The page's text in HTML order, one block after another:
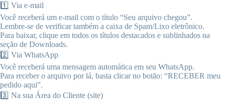
1️⃣ Via e-mail
Você receberá um e-mail com o título “Seu arquivo chegou”.
Lembre-se de verificar também a caixa de Spam/Lixo eletrônico.
Para baixar, clique em todos os títulos destacados e sublinhados na
seção de Downloads.
2️⃣ Via WhatsApp
Você receberá uma mensagem automática em seu WhatsApp.
Para receber o arquivo por lá, basta clicar no botão: “RECEBER meu
pedido aqui”.
3️⃣ Na sua Área do Cliente (site)